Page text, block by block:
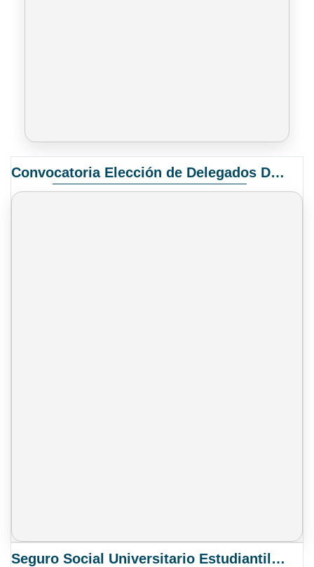
Convocatoria Elección de Delegados Docentes para el XIV Congreso Nacional de Universidades
Seguro Social Universitario Estudiantil SSUE